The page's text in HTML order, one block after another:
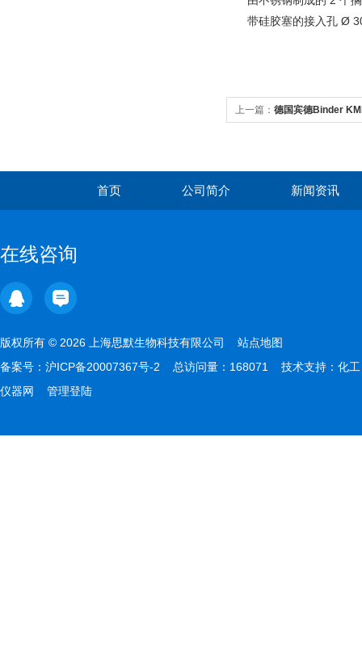
带硅胶塞的接入孔 Ø
上一篇： 德国宾德Binder
首页 公司简介 新闻资讯
在线咨询
版权所有 © 2026 上海思默生物科技有限公司 站点地图
备案号： 沪ICP备20007367号-2 总访问量：168071 技术支持： 化工
仪器网
管理登陆